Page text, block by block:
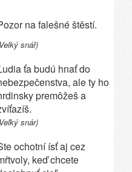
na falešné štěstí.
snář)
ťa budú hnať do
ale ty ho
premôžeš a
snár)
ochotní ísť aj cez
keď chcete